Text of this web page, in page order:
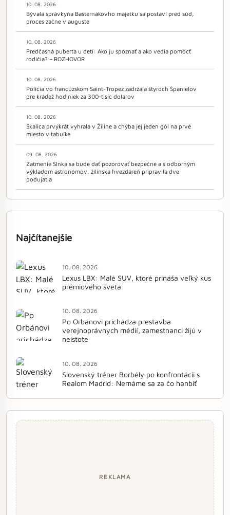
10. 08. 2026
Bývalá správkyňa Bašternákovho majetku sa postaví pred súd,
proces začne v auguste
10. 08. 2026
Predčasná puberta u detí: Ako ju spoznať a ako vedia pomôcť
rodičia? – ROZHOVOR
10. 08. 2026
Polícia vo francúzskom Saint-Tropez zadržala štyroch Španielov
pre krádež hodiniek za 300-tisíc dolárov
10. 08. 2026
Skalica prvýkrát vyhrala v Žiline a chýba jej jeden gól na prvé
miesto v tabuľke
09. 08. 2026
Zatmenie Slnka sa bude dať pozorovať bezpečne a s odborným
výkladom astronómov, žilinská hvezdáreň pripravila dve
podujatia
Najčítanejšie
10. 08. 2026
Lexus LBX: Malé SUV, ktoré prináša veľký kus
prémiového sveta
10. 08. 2026
Po Orbánovi prichádza prestavba
verejnoprávnych médií, zamestnanci žijú v
neistote
10. 08. 2026
Slovenský tréner Borbély po konfrontácii s
Realom Madrid: Nemáme sa za čo hanbiť
REKLAMA